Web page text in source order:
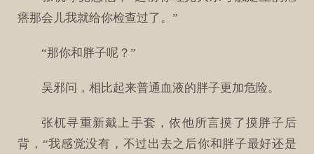
瘩那会儿我就给你检查过了。”
“那你和胖子呢？”
吴邪问，相比起来普通血液的胖子更加危险。
张杌寻重新戴上手套，依他所言摸了摸胖子后
背，“我感觉没有，不过出去之后你和胖子最好还是